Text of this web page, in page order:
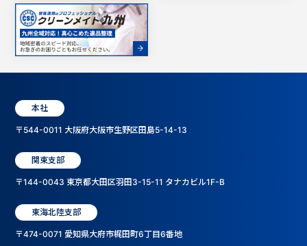
本社
〒544-0011 大阪府大阪市生野区田島5-14-13
関東支部
〒144-0043 東京都大田区羽田3-15-11 タナカビル1F-B
東海北陸支部
〒474-0071 愛知県大府市梶田町6丁目6番地